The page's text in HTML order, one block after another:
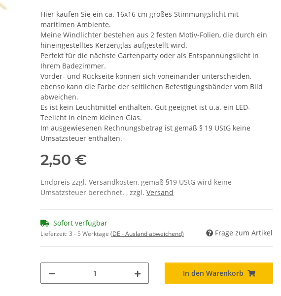
Hier kaufen Sie ein ca. 16x16 cm großes Stimmungslicht mit
maritimen Ambiente.
Meine Windlichter bestehen aus 2 festen Motiv-Folien, die durch ein
hineingestelltes Kerzenglas aufgestellt wird.
Perfekt für die nächste Gartenparty oder als Entspannungslicht in
Ihrem Badezimmer.
Vorder- und Rückseite können sich voneinander unterscheiden,
ebenso kann die Farbe der seitlichen Befestigungsbänder vom Bild
abweichen.
Es ist kein Leuchtmittel enthalten. Gut geeignet ist u.a. ein LED-
Teelicht in einem kleinen Glas.
Im ausgewiesenen Rechnungsbetrag ist gemäß § 19 UStG keine
Umsatzsteuer enthalten.
2,50 €
Endpreis zzgl. Versandkosten, gemäß §19 UStG wird keine
Umsatzsteuer berechnet. , zzgl. Versand
Sofort verfügbar
Lieferzeit:3 - 5 Werktage (DE - Ausland abweichend) Frage zum Artikel
In den Warenkorb